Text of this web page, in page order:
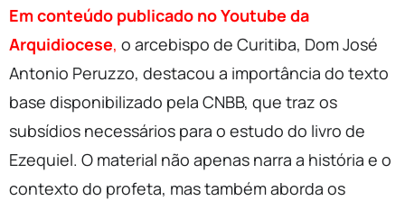
Em conteúdo publicado no Youtube da
Arquidiocese, o arcebispo de Curitiba, Dom José
Antonio Peruzzo, destacou a importância do texto
base disponibilizado pela CNBB, que traz os
subsídios necessários para o estudo do livro de
Ezequiel. O material não apenas narra a história e o
contexto do profeta, mas também aborda os